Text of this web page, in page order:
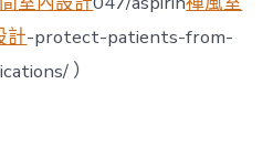
計-protect-patients-from-
）